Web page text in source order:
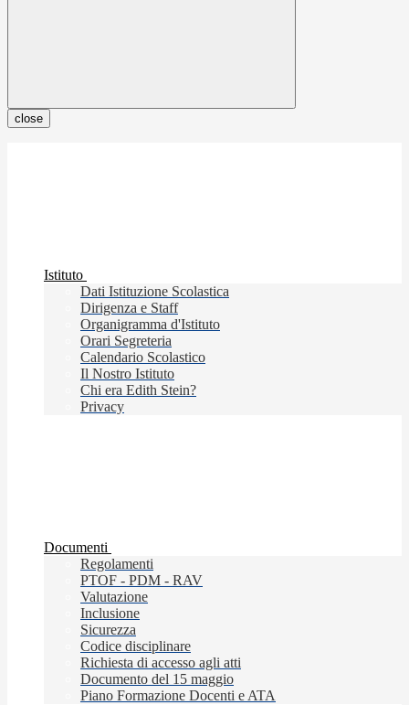
close
Istituto
Dati Istituzione Scolastica
Dirigenza e Staff
Organigramma d'Istituto
Orari Segreteria
Calendario Scolastico
Il Nostro Istituto
Chi era Edith Stein?
Privacy
Documenti
Regolamenti
PTOF - PDM - RAV
Valutazione
Inclusione
Sicurezza
Codice disciplinare
Richiesta di accesso agli atti
Documento del 15 maggio
Piano Formazione Docenti e ATA